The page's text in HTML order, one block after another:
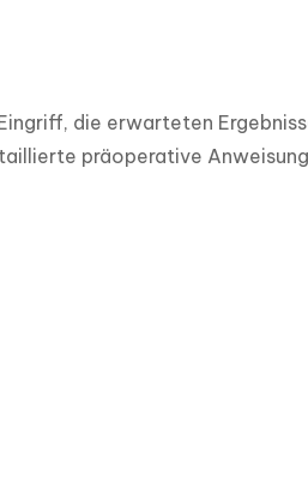
die erwarteten
präoperative